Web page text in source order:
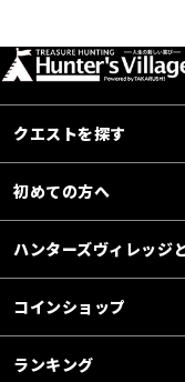
クエストを探す
初めての方へ
ハンターズヴィレッジ
コインショップ
ランキング